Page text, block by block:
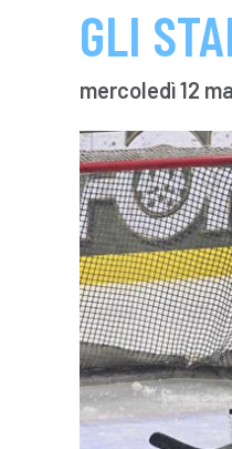
GLI
mercoledì 12